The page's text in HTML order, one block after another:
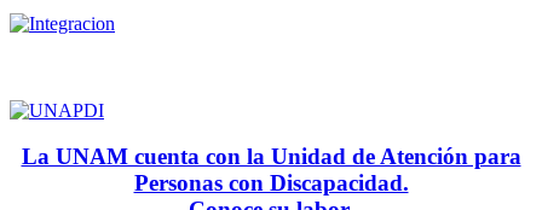
La UNAM cuenta con la Unidad de Atención para
Personas con Discapacidad.